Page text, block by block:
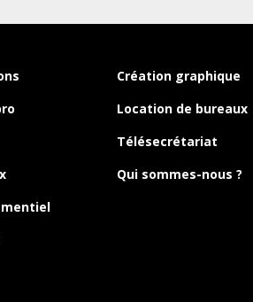
Création graphique
Location de bureaux
Télésecrétariat
Qui sommes-nous ?